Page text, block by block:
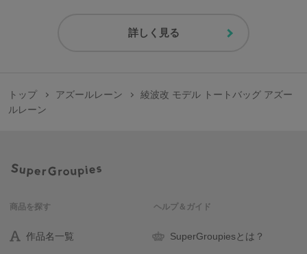
詳しく見る
トップ アズールレーン
綾波改 モデル トートバッグ アズー
ルレーン
商品を探す
作品名一覧
ヘルプ＆ガイド
SuperGroupiesとは？